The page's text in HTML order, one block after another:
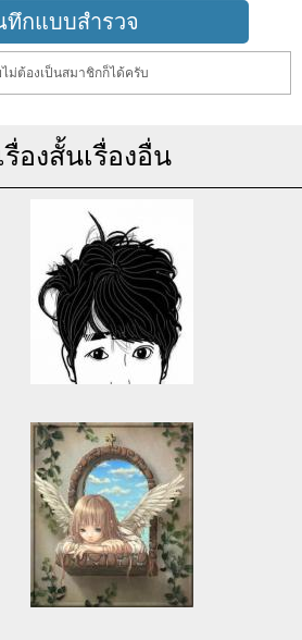
ม่ต้องเป็นสมาชิกก็ได้ครับ
รื่องสั้นเรื่องอื่น
public_html/include/article/
Warning: Use of undefined
constant article_topic -
assumed 'article_topic' (this
will throw an Error in a future
version of PHP) in
/home/keedkean/domains/
on line534
My Prince